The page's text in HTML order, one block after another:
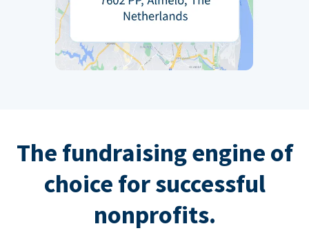
The fundraising engine of
choice for successful
nonprofits.